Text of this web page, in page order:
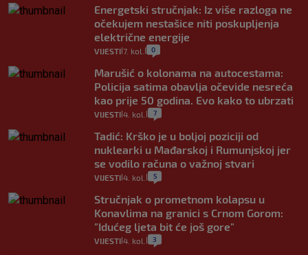
Energetski stručnjak: Iz više razloga ne
očekujem nestašice niti poskupljenja
električne energije
VIJESTI 7. kol. 0
Marušić o kolonama na autocestama:
Policija satima obavlja očevide nesreća
kao prije 50 godina. Evo kako to ubrzati
VIJESTI 4. kol. 7
Tadić: Krško je u boljoj poziciji od
nuklearki u Mađarskoj i Rumunjskoj jer
se vodilo računa o važnoj stvari
VIJESTI 4. kol. 5
Stručnjak o prometnom kolapsu u
Konavlima na granici s Crnom Gorom:
"Idućeg ljeta bit će još gore"
VIJESTI 4. kol. 3